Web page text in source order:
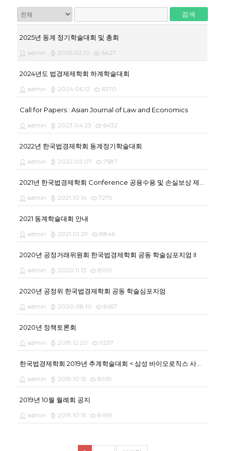
검색
2025년 동계 정기학술대회 및 총회
admin 2025.02.10 6427
2024년도 법경제제학회 하계학술대회
admin 2024.06.12 6370
Call for Papers : Asian Journal of Law and Economics
admin 2023.04.23 6432
2022년 한국법경제학회 동계정기학술대회
admin 2022.02.07 7587
admin 2021.10.14 7279
2021 동계학술대회 안내
admin 2021.01.29 8846
2020년 공정거래위원회·한국법경제학회 공동 학술심포지엄 II
admin 2020.11.13 8109
2020년 공정위·한국법경제학회 공동 학술심포지엄
admin 2020.08.10 8657
2020년 정책토론회
admin 2019.12.20 9237
admin 2019.10.15 8939
2019년 10월 월례회 공지
admin 2019.10.15 8499